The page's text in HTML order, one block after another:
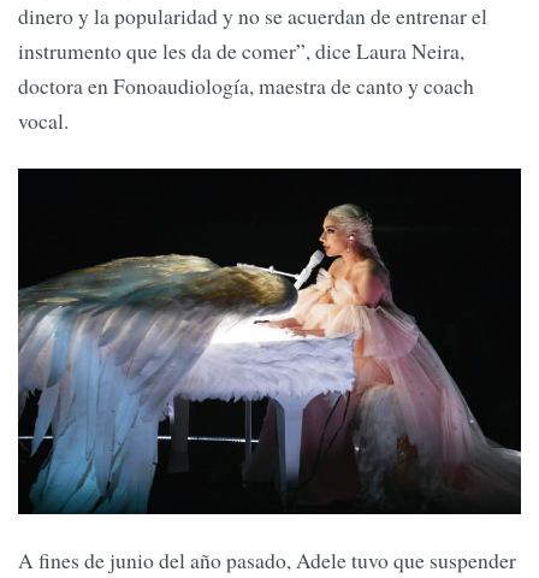
dinero y la popularidad y no se acuerdan de entrenar el
instrumento que les da de comer”, dice Laura Neira,
doctora en Fonoaudiología, maestra de canto y coach
vocal.
A fines de junio del año pasado, Adele tuvo que suspender